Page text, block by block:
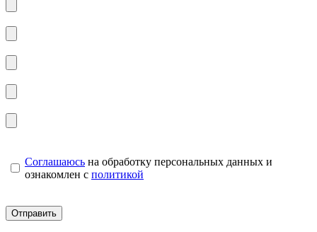
Соглашаюсь на обработку персональных данных и
ознакомлен с политикой